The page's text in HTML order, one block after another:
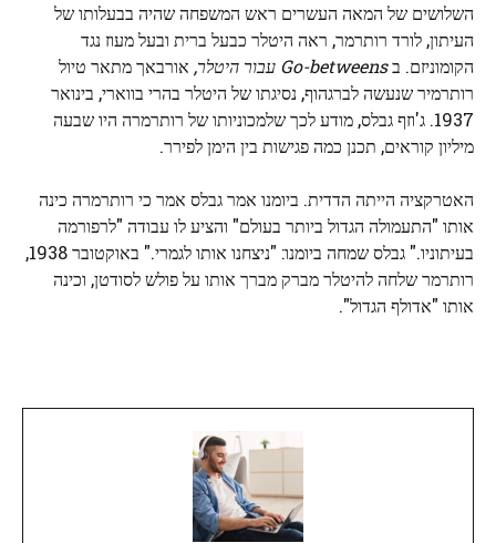
השלושים של המאה העשרים ראש המשפחה שהיה בבעלותו של
העיתון, לורד רותרמר, ראה היטלר כבעל ברית ובעל מעוז נגד
הקומוניזם. בGo-betweens עבור היטלר,
אורבאך מתאר טיול
רותרמיר שנעשה לברגהוף, נסיגתו של היטלר בהרי בווארי, בינואר
1937. ג'וזף גבלס, מודע לכך שלמכוניותו של רותרמרה היו שבעה
מיליון קוראים, תכנן כמה פגישות בין הימן לפירר.
האטרקציה הייתה הדדית. ביומנו אמר גבלס אמר כי רותרמרה כינה
אותו "התעמולה הגדול ביותר בעולם" והציע לו עבודה "לרפורמה
בעיתוניו." גבלס שמחה ביומנו: "ניצחנו אותו לגמרי." באוקטובר 1938,
רותרמר שלחה להיטלר מברק מברך אותו על פולש לסודטן, וכינה
אותו "אדולף הגדול".